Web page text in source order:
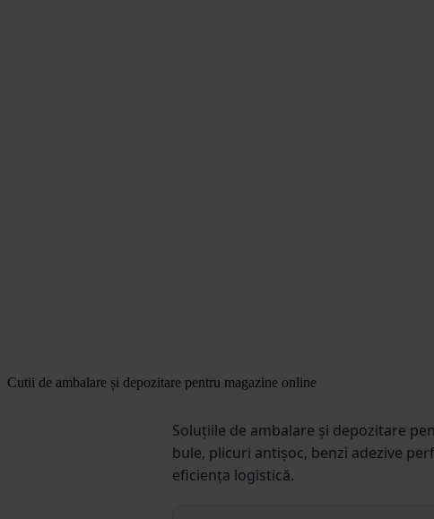
Cutii de ambalare și depozitare pentru magazine online
Soluțiile de ambalare și depozitare
bule, plicuri antișoc, benzi adezive
eficiența logistică.